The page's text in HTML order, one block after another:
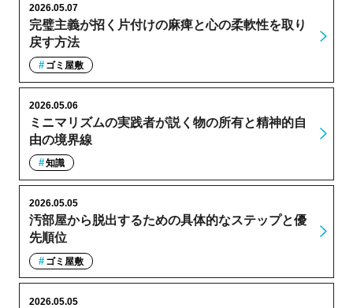
完璧主義が招く片付けの麻痺と心の柔軟性を取り
戻す方法
2026.05.07
ゴミ屋敷
ミニマリズムの実践者が説く物の所有と精神的自
由の境界線
2026.05.06
知識
汚部屋から脱出するための具体的なステップと優
先順位
2026.05.05
ゴミ屋敷
2026.05.05